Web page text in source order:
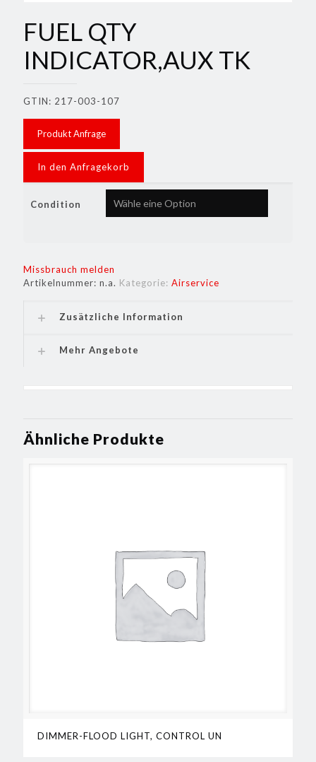
FUEL QTY
INDICATOR,AUX TK
GTIN: 217-003-107
Produkt Anfrage
In den Anfragekorb
Condition
Missbrauch melden
Artikelnummer: n.a. Kategorie: Airservice
Zusätzliche Information
Mehr Angebote
Ähnliche Produkte
DIMMER-FLOOD LIGHT, CONTROL UN